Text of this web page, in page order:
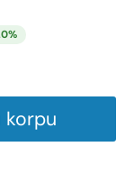
korpu